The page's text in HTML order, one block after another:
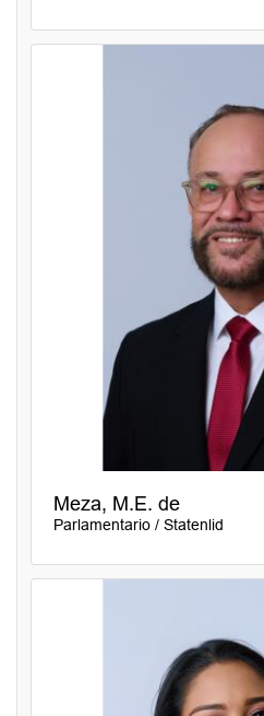
Meza, M.E. de
Parlamentario / Statenlid